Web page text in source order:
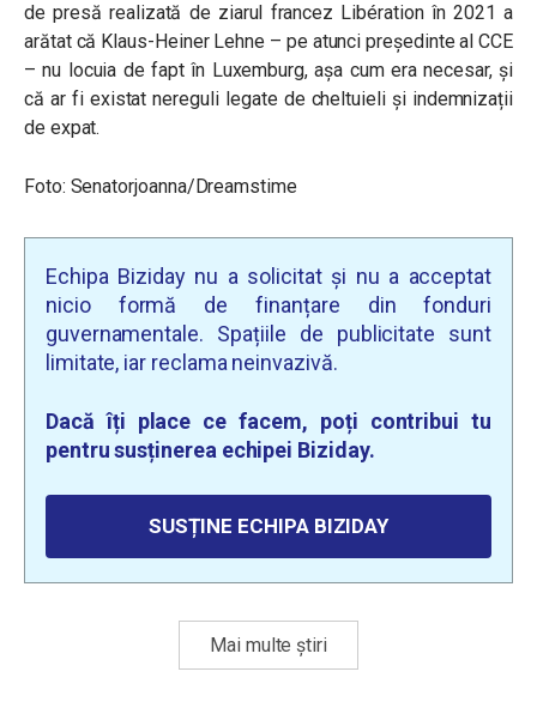
de presă realizată de ziarul francez Libération în 2021 a
arătat că Klaus-Heiner Lehne – pe atunci președinte al CCE
– nu locuia de fapt în Luxemburg, așa cum era necesar, și
că ar fi existat nereguli legate de cheltuieli și indemnizații
de expat.
Foto: Senatorjoanna/Dreamstime
Echipa Biziday nu a solicitat și nu a acceptat
nicio formă de finanțare din fonduri
guvernamentale. Spațiile de publicitate sunt
limitate, iar reclama neinvazivă.
Dacă îți place ce facem, poți contribui tu
pentru susținerea echipei Biziday.
SUSȚINE ECHIPA BIZIDAY
Mai multe știri